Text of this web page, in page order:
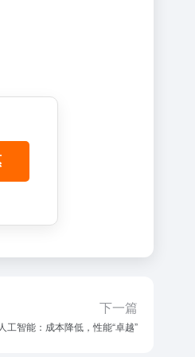
下一篇
工智能：成本降低，性能“卓越”